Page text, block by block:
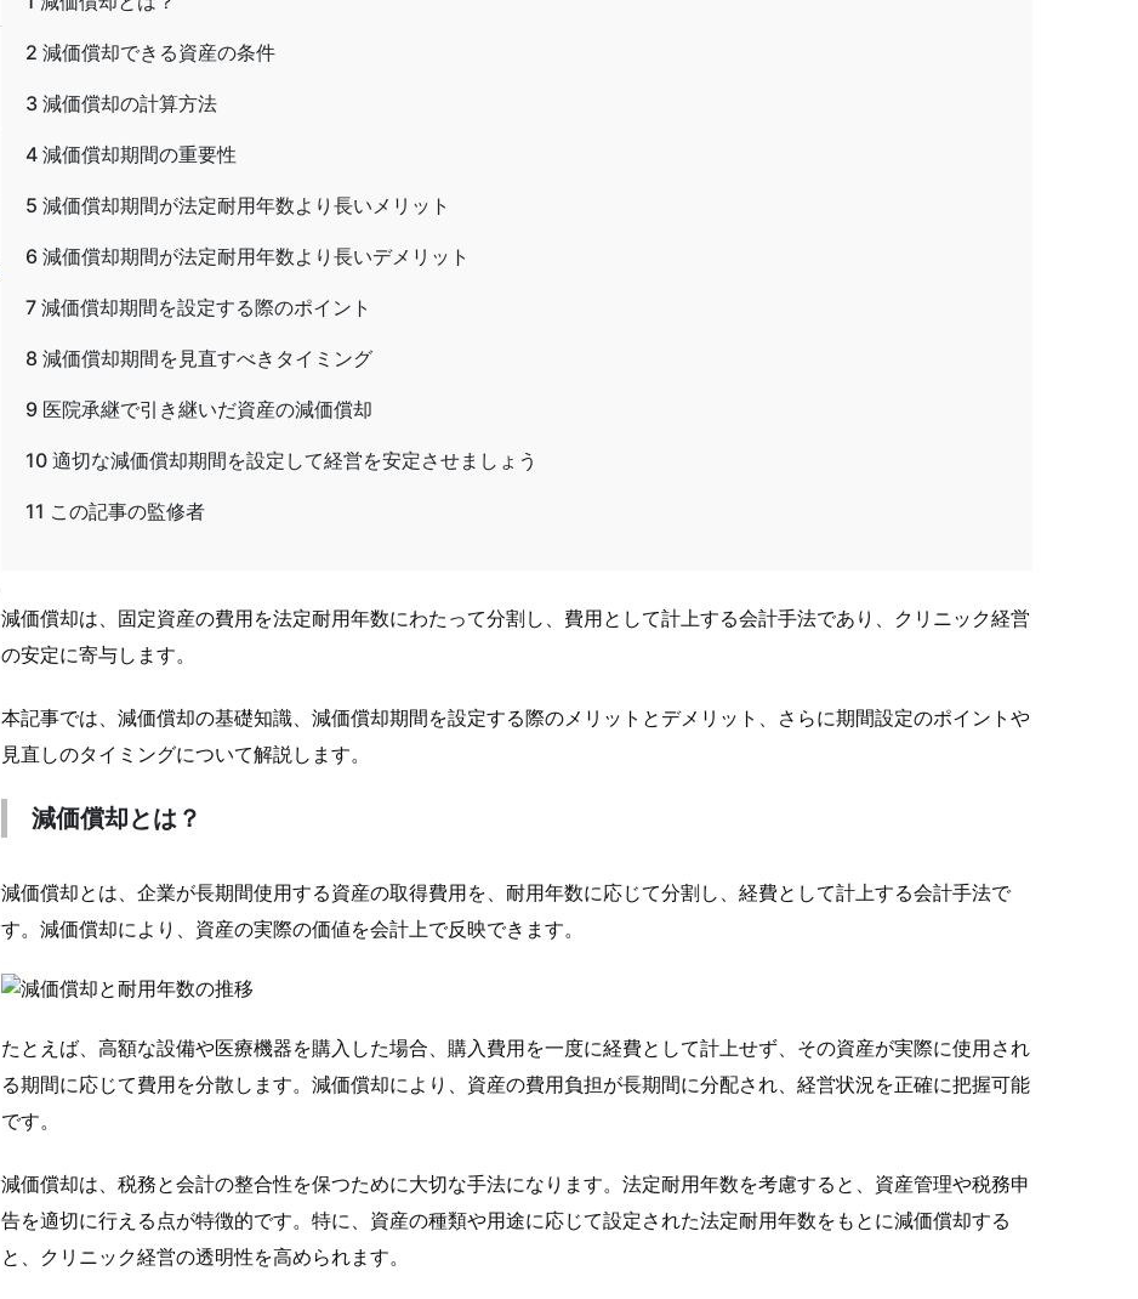
2 減価償却できる資産の条件
3 減価償却の計算方法
4 減価償却期間の重要性
5 減価償却期間が法定耐用年数より長いメリット
6 減価償却期間が法定耐用年数より長いデメリット
7 減価償却期間を設定する際のポイント
8 減価償却期間を見直すべきタイミング
9 医院承継で引き継いだ資産の減価償却
10 適切な減価償却期間を設定して経営を安定させましょう
11 この記事の監修者
減価償却は、固定資産の費用を法定耐用年数にわたって分割し、費用として計上する会計手法であり、クリニック経営
の安定に寄与します。
本記事では、減価償却の基礎知識、減価償却期間を設定する際のメリットとデメリット、さらに期間設定のポイントや
見直しのタイミングについて解説します。
減価償却とは？
減価償却とは、企業が長期間使用する資産の取得費用を、耐用年数に応じて分割し、経費として計上する会計手法で
す。減価償却により、資産の実際の価値を会計上で反映できます。
たとえば、高額な設備や医療機器を購入した場合、購入費用を一度に経費として計上せず、その資産が実際に使用され
る期間に応じて費用を分散します。減価償却により、資産の費用負担が長期間に分配され、経営状況を正確に把握可能
です。
減価償却は、税務と会計の整合性を保つために大切な手法になります。法定耐用年数を考慮すると、資産管理や税務申
告を適切に行える点が特徴的です。特に、資産の種類や用途に応じて設定された法定耐用年数をもとに減価償却する
と、クリニック経営の透明性を高められます。